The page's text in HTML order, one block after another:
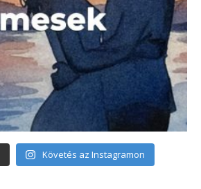
Követés az Instagramon